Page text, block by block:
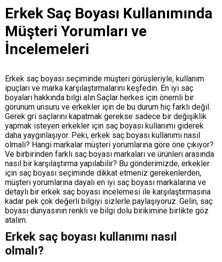
Erkek Saç Boyası Kullanımında
Müşteri Yorumları ve
İncelemeleri
Erkek saç boyası seçiminde müşteri görüşleriyle, kullanım
ipuçları ve marka karşılaştırmalarını keşfedin. En iyi saç
boyaları hakkında bilgi alın.Saçlar herkes için önemli bir
görünüm unsuru ve erkekler için de bu durum hiç farklı değil.
Gerek gri saçlarını kapatmak gerekse sadece bir değişiklik
yapmak isteyen erkekler için saç boyası kullanımı giderek
daha yaygınlaşıyor. Peki, erkek saç boyası kullanımı nasıl
olmalı? Hangi markalar müşteri yorumlarına göre öne çıkıyor?
Ve birbirinden farklı saç boyası markaları ve ürünleri arasında
nasıl bir karşılaştırma yapılabilir? Bu gönderimizde, erkekler
için saç boyası seçiminde dikkat etmeniz gerekenlerden,
müşteri yorumlarına dayalı en iyi saç boyası markalarına ve
detaylı bir erkek saç boyası incelemesi ile karşılaştırmasına
kadar pek çok değerli bilgiyi sizlerle paylaşıyoruz. Gelin, saç
boyası dünyasının renkli ve bilgi dolu birikimine birlikte göz
atalım.
Erkek saç boyası kullanımı nasıl
olmalı?